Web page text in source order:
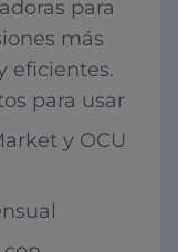
para
más
eficientes.
para usar
y OCU